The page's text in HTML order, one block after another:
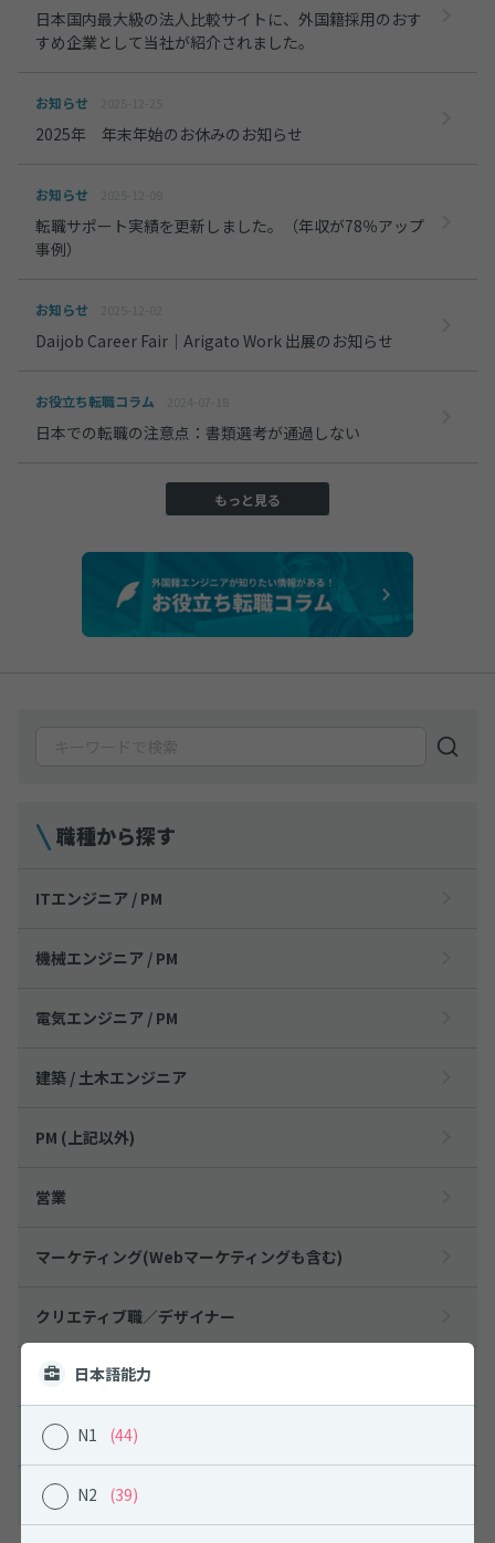
日本語能力
N1 (44)
N2 (39)
職種から探す
ITエンジニア / PM
機械エンジニア / PM
電気エンジニア / PM
建築 / 土木エンジニア
PM (上記以外)
営業
マーケティング(Webマーケティングも含む)
クリエティブ職／デザイナー
カスタマーサポート
通訳
その他
日本国内最大級の法人比較サイトに、外国籍採用のおす
すめ企業として当社が紹介されました。
お知らせ
2025年 年末年始のお休みのお知らせ
お知らせ
転職サポート実績を更新しました。（年収が78％アップ
事例）
お知らせ
Daijob Career Fair｜Arigato Work 出展のお知らせ
お役立ち転職コラム
日本での転職の注意点：書類選考が通過しない
もっと見る